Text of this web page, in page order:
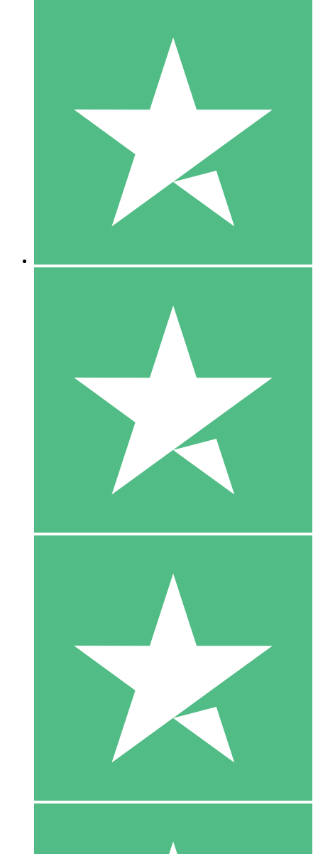
Individuella Kreditpaket
Betala per användning med nedladdningskrediter. Inget
1 Nedladdningar
10 00
10 Nedladdningar
20 00